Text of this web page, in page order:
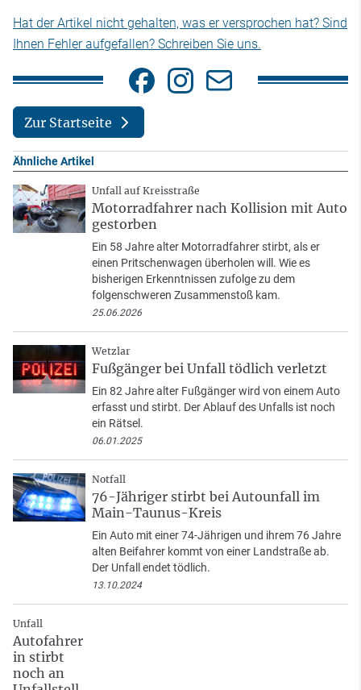
Hat der Artikel nicht gehalten, was er versprochen hat? Sind
Ihnen Fehler aufgefallen? Schreiben Sie uns.
Zur Startseite
Ähnliche Artikel
Unfall auf Kreisstraße
Motorradfahrer nach Kollision mit Auto
gestorben
Ein 58 Jahre alter Motorradfahrer stirbt, als er
einen Pritschenwagen überholen will. Wie es
bisherigen Erkenntnissen zufolge zu dem
folgenschweren Zusammenstoß kam.
25.06.2026
Wetzlar
Fußgänger bei Unfall tödlich verletzt
Ein 82 Jahre alter Fußgänger wird von einem Auto
erfasst und stirbt. Der Ablauf des Unfalls ist noch
ein Rätsel.
06.01.2025
Notfall
76-Jähriger stirbt bei Autounfall im
Main-Taunus-Kreis
Ein Auto mit einer 74-Jährigen und ihrem 76 Jahre
alten Beifahrer kommt von einer Landstraße ab.
Der Unfall endet tödlich.
13.10.2024
Unfall
Autofahrer
in stirbt
noch an